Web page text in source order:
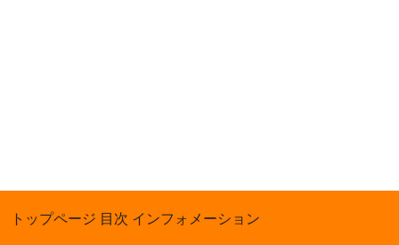
トップページ 目次 インフォメーション